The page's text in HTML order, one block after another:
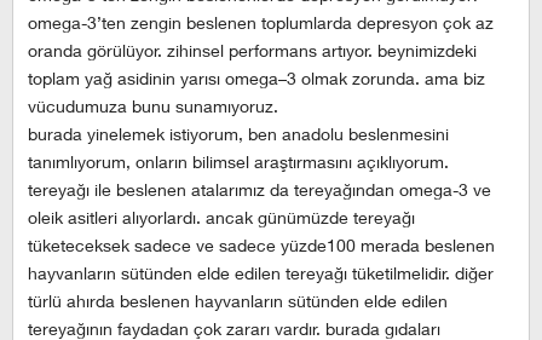
omega-3’ten zengin beslenen toplumlarda depresyon çok az
oranda görülüyor. zihinsel performans artıyor. beynimizdeki
toplam yağ asidinin yarısı omega–3 olmak zorunda. ama biz
vücudumuza bunu sunamıyoruz.
burada yinelemek istiyorum, ben anadolu beslenmesini
tanımlıyorum, onların bilimsel araştırmasını açıklıyorum.
tereyağı ile beslenen atalarımız da tereyağından omega-3 ve
oleik asitleri alıyorlardı. ancak günümüzde tereyağı
tüketeceksek sadece ve sadece yüzde100 merada beslenen
hayvanların sütünden elde edilen tereyağı tüketilmelidir. diğer
türlü ahırda beslenen hayvanların sütünden elde edilen
tereyağının faydadan çok zararı vardır. burada gıdaları